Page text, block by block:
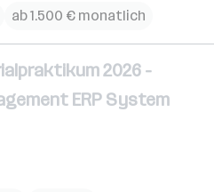
ab 1.500 € monatlich
2026 -
ERP System